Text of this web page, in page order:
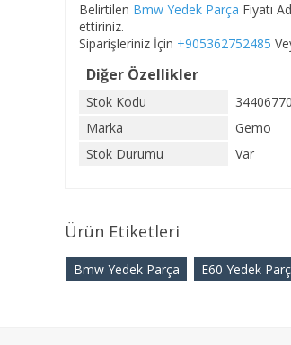
Belirtilen Bmw Yedek Parça Fiyatı
ettiriniz.
Siparişleriniz İçin +905362752485
Diğer Özellikler
Stok Kodu
Marka
Gemo
Stok Durumu
Var
Ürün Etiketleri
Bmw Yedek Parça E60 Yedek